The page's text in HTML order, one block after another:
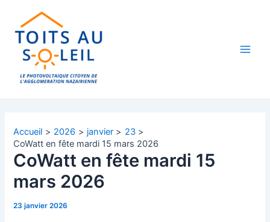
contenu
Accueil 2026 janvier
23
CoWatt en fête mardi 15 mars 2026
CoWatt en fête mardi 15
mars 2026
23 janvier 2026
articles